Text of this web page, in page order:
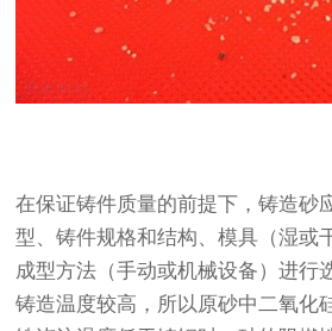
在保证铸件质量的前提下，铸造砂
型、铸件规格和结构、模具（湿或
成型方法（手动或机械设备）进行
铸造温度较高，所以原砂中二氧化